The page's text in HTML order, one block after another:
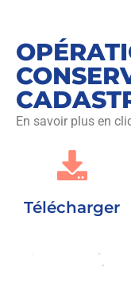
En savoir plus en
Télécharger